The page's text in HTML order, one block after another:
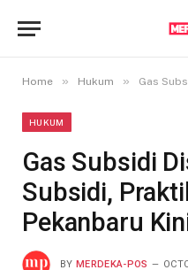
Home » Hukum » Gas Subsidi
HUKUM
Gas Subsidi
Subsidi,
Pekanbaru
BY MERDEKA-POS